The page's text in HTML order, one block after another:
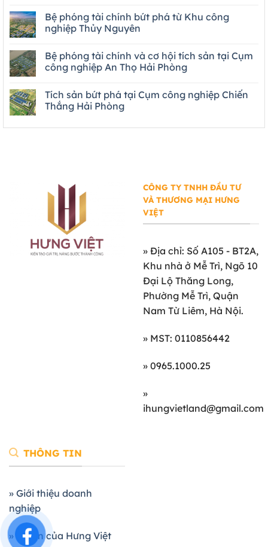
Bệ phóng tài chính bứt phá từ Khu công
nghiệp Thủy Nguyên
Bệ phóng tài chính và cơ hội tích sản tại Cụm
công nghiệp An Thọ Hải Phòng
Tích sản bứt phá tại Cụm công nghiệp Chiến
Thắng Hải Phòng
CÔNG TY TNHH ĐẦU TƯ
VÀ THƯƠNG MẠI HƯNG
VIỆT
» Địa chỉ: Số A105 - BT2A,
Khu nhà ở Mễ Trì, Ngõ 10
Đại Lộ Thăng Long,
Phường Mễ Trì, Quận
Nam Từ Liêm, Hà Nội.
» MST: 0110856442
» 0965.1000.25
»
ihungvietland@gmail.com
THÔNG TIN
» Giới thiệu doanh
nghiệp
» Dự án của Hưng Việt